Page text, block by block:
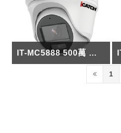
IT-MC5888 500萬 全彩+聲音半球型攝影機 攝影機
1